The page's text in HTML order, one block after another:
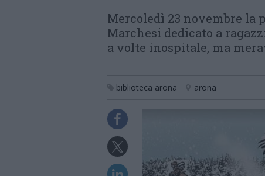
Mercoledì 23 novembre la
Marchesi dedicato a
a volte inospitale, ma
biblioteca arona arona